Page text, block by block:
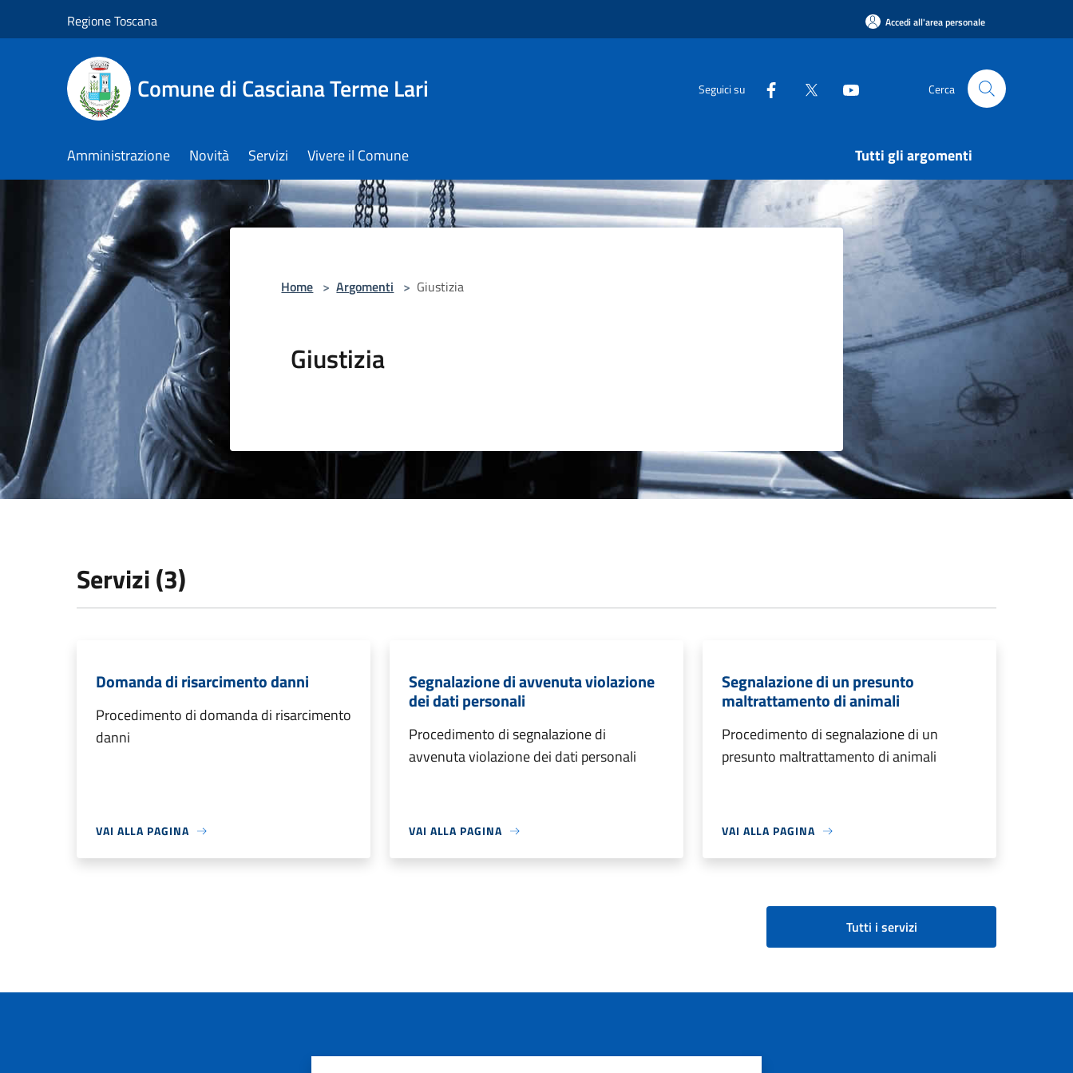
Regione Toscana Accedi all'area personale
Comune di Casciana Terme Lari Seguici su Cerca
Amministrazione Novità Servizi Vivere il Comune Tutti gli argomenti
Home > Argomenti > Giustizia
Giustizia
Servizi (3)
Domanda di risarcimento danni
Procedimento di domanda di risarcimento
danni
VAI ALLA PAGINA
Segnalazione di avvenuta violazione
dei dati personali
Procedimento di segnalazione di
avvenuta violazione dei dati personali
VAI ALLA PAGINA
Segnalazione di un presunto
maltrattamento di animali
Procedimento di segnalazione di un
presunto maltrattamento di animali
VAI ALLA PAGINA
Tutti i servizi